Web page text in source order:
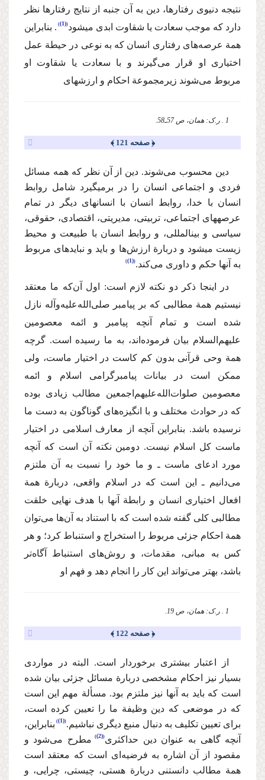
نتیجه دنیوی رفتارها، دین به آن جنبه از نتایج رفتارها نظر
دارد كه موجب سعادت یا شقاوت ابدی می‏شود (1)
. بنابراین
همة عرصه‌های رفتاری انسان که به نوعی در حیطة عمل
اختیاری او قرار می‌گیرند و با سعادت یا شقاوت او
مربوط می‌شوند زیرمجموعة احكام و ارزشهای
1 . ر.ک: همان، ص 57ـ58.
﴿ صفحه 121 ﴾
دین محسوب می‌شوند. دین از آن نظر که همه مسائل
فردی و اجتماعی انسان را در برمی‏گیرد شامل روابط
انسان با خدا، روابط انسان با انسان‏های دیگر در تمام
عرصه‏های اجتماعی، تربیتی، مدیریتی، اقتصادی، حقوقی،
سیاسی و بین‏المللی، و روابط انسان با طبیعت و محیط
زیست می‏شود و دربارة ارزش‌ها و باید و نبایدهای مربوط
به آنها حکم و داوری می‌کند. (1)
در اینجا ذکر دو نکته لازم است: اول آن‌که ما معتقد
نیستیم همة مطالبی که بر پیامبر صلی‌الله‌علیه‌وآله نازل
شده است و تمام آنچه پیامبر و ائمه معصومین
علیهم‌السلام بیان فرموده‌اند، به ما رسیده است. گرچه
همة وحی قرآنی بدون کم کاست در اختیار ماست، ولی
ممکن است در بیانات پیامبرگرامی اسلام و ائمه
معصومین صلوات‌الله‌علیهم‌اجمعین مطالب زیادی بوده
که در حوادث مختلف و با انگیزه‌های گوناگون به دست ما
نرسیده باشد. بنابراین آنچه از معارف اسلامی در اختیار
ماست کل اسلام نیست. دومین نکته آن است که آنچه
مورد ادعای ماست ـ و ما خود را نسبت به آن ملتزم
می‌دانیم ـ این است که در اسلام واقعی، دربارة همة
افعال اختیاری انسان و رابطة آنها با هدف نهایی خلقت
مطالبی کلی گفته شده است که با استناد به آن‌ها می‌توان
همة احکام جزئی مربوط را استخراج و استنباط کرد؛ و هر
کس به مبانی، مقدمات، و روش‌های استنباط آگاه‌تر
باشد، بهتر می‌تواند این کار را انجام دهد و فهم او
1 . ر.ک: همان، ص 19.
﴿ صفحه 122 ﴾
از اعتبار بیشتری برخوردار است. البته در مواردی
بسیار نیز احکام مشخصی دربارة مسائل جزئی بیان شده
است که باید به آنها نیز ملتزم بود. مسألة مهم این است
که در موضعی که دین وظیفة ما را تعیین کرده‌ است،
برای تعیین تکلیف به دنبال منبع دیگری نباشیم. (1)
بنابراین،
آنچه گاهی به عنوان دین حداکثری (2)
مطرح می‌شود و
مقصود از آن اشاره به فرضیه‌ای است که معتقد است
همة مطالب دانستنی دربارة هستی، چیستی، چرایی، و